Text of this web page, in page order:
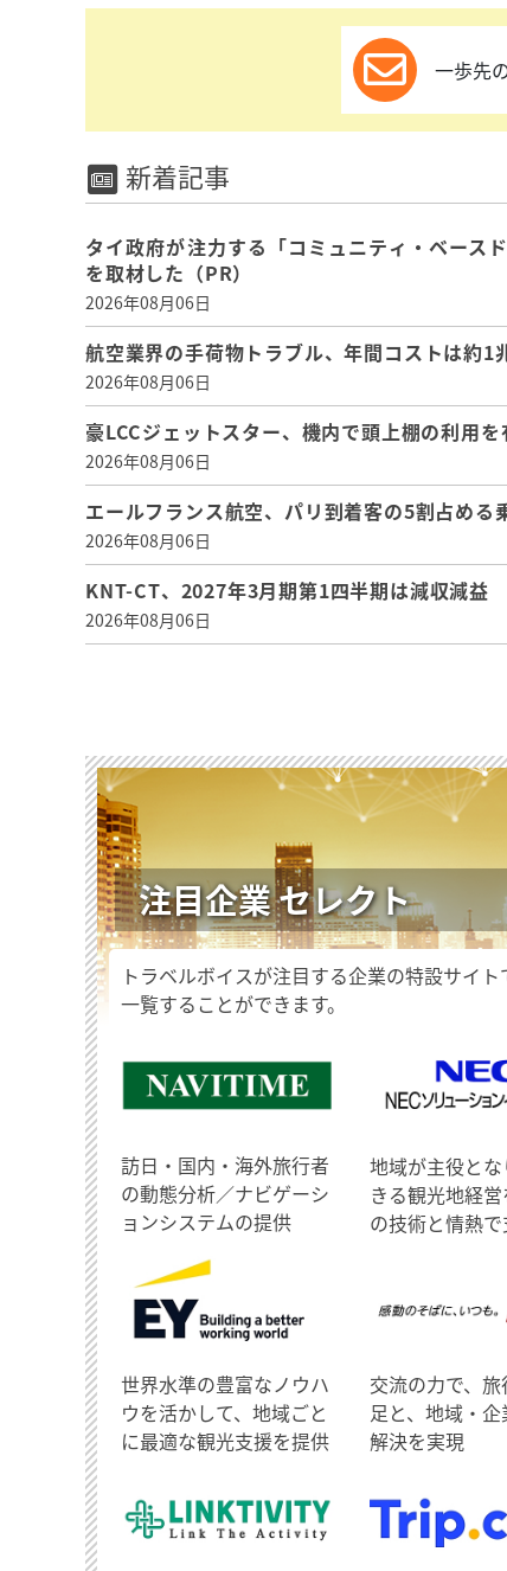
一歩先
新着記事
タイ政府が注力する「コミュニティ・ベー
を取材した（PR）
2026年08月06日
航空業界の手荷物トラブル、年間コストは
2026年08月06日
豪LCCジェットスター、機内で頭上棚の利用
2026年08月06日
エールフランス航空、パリ到着客の5割占め
2026年08月06日
KNT-CT、2027年3月期第1四半期は減収減
2026年08月06日
注目企業 セレクト
トラベルボイスが注目する企業の特設サイ
一覧することができます。
訪日・国内・海外旅行者
の動態分析／ナビゲーシ
ョンシステムの提供
地域が主役と
きる観光地経
の技術と情熱で
世界水準の豊富なノウハ
ウを活かして、地域ごと
に最適な観光支援を提供
交流の力で、
足と、地域・
解決を実現